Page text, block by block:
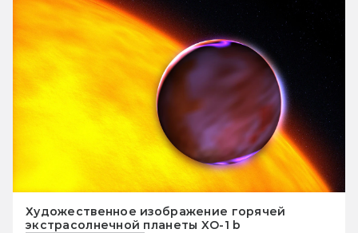
Художественное изображение горячей
экстрасолнечной планеты XO-1 b